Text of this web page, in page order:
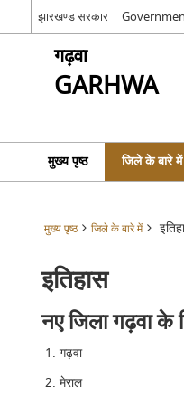
झारखण्ड सरकार
गढ़वा
GARHWA
मुख्य पृष्ठ जिले के बारे में
मुख्य पृष्ठ जिले के बारे में
इतिहास
नए जिला गढ़वा के
गढ़वा
मेराल